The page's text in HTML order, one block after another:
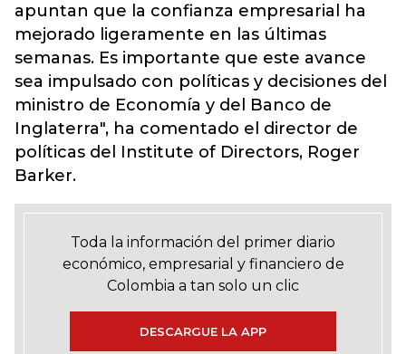
apuntan que la confianza empresarial ha
mejorado ligeramente en las últimas
semanas. Es importante que este avance
sea impulsado con políticas y decisiones del
ministro de Economía y del Banco de
Inglaterra", ha comentado el director de
políticas del Institute of Directors, Roger
Barker.
Toda la información del primer diario
económico, empresarial y financiero de
Colombia a tan solo un clic
DESCARGUE LA APP